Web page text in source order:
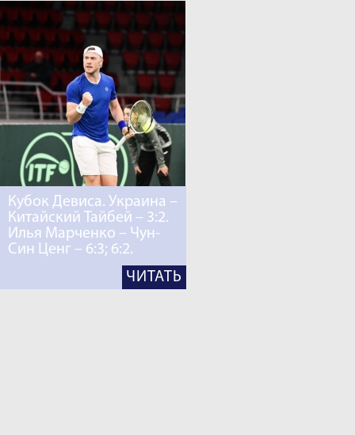
Кубок Девиса. Украина –
Китайский Тайбей – 3:2.
Илья Марченко – Чун-
Син Ценг – 6:3; 6:2.
ЧИТАТЬ